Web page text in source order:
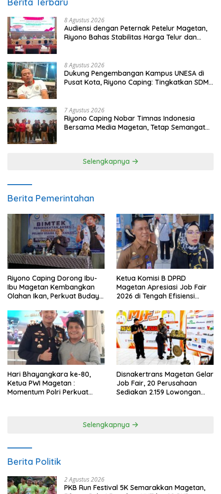
Berita Terbaru
8 Agustus 2026
Audiensi dengan Peternak Petelur Magetan,
Riyono Bahas Stabilitas Harga Telur dan
8 Agustus 2026
Dukung Pengembangan Kampus UNESA di
Pusat Kota, Riyono Caping: Tingkatkan SDM
7 Agustus 2026
Riyono Caping Nobar Timnas Indonesia
Bersama Media Magetan, Tetap Semangat
Selengkapnya
Berita Pemerintahan
Riyono Caping Dorong Ibu-
Ibu Magetan Kembangkan
Olahan Ikan, Perkuat Budaya
Ketua Komisi B DPRD
Magetan Apresiasi Job Fair
2026 di Tengah Efisiensi
Hari Bhayangkara ke-80,
Ketua PWI Magetan :
Momentum Polri Perkuat
Disnakertrans Magetan Gelar
Job Fair, 20 Perusahaan
Sediakan 2.159 Lowongan
Selengkapnya
Berita Politik
2 Agustus 2026
PKB Run Festival 5K Semarakkan Magetan,